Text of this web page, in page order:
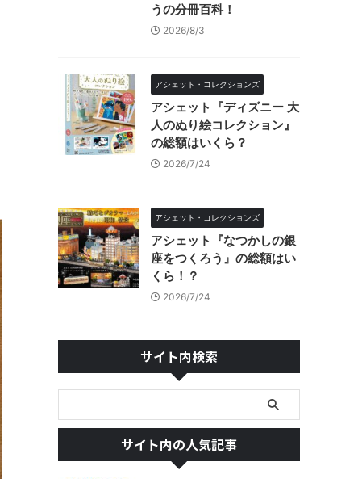
うの分冊百科！
2026/8/3
アシェット・コレクションズ
アシェット『ディズニー 大
人のぬり絵コレクション』
の総額はいくら？
2026/7/24
アシェット・コレクションズ
アシェット『なつかしの銀
座をつくろう』の総額はい
くら！？
2026/7/24
サイト内検索
サイト内の人気記事